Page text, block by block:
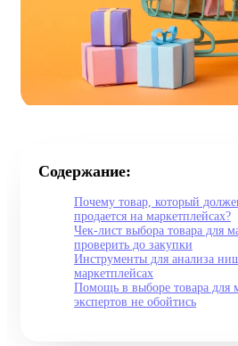
Содержание:
Почему товар, который
продается на маркетплейсах?
Чек-лист выбора товара для
проверить до закупки
Инструменты для анализа
маркетплейсах
Помощь в выборе товара для
экспертов не обойтись